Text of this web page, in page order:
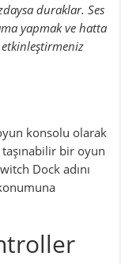
duraklar. Ses
yapmak ve hatta
konsolu olarak
bir oyun
Dock adını